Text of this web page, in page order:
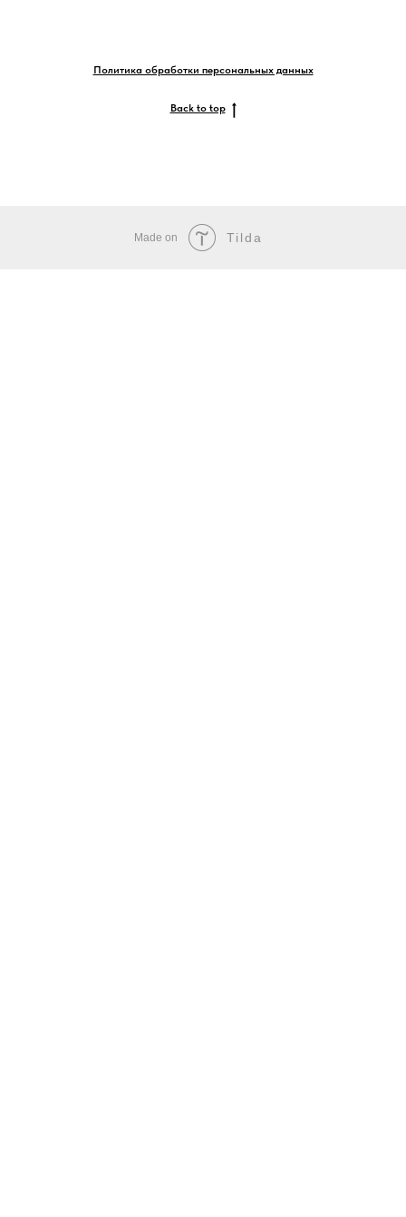
Политика обработки персональных данных
Back to top
Made on Tilda